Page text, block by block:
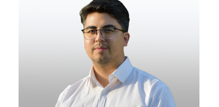
PUCV Internacional
Vinculación con el Medio